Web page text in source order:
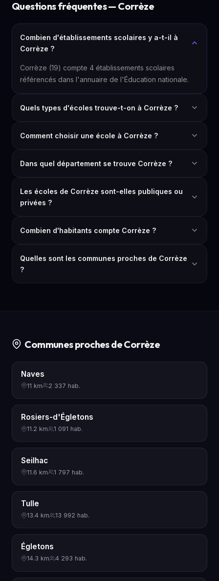
Questions fréquentes — Corrèze
Combien d'établissements scolaires y a-t-il à
Corrèze ?
Corrèze (19) compte 4 établissements scolaires
référencés dans l'annuaire de l'Éducation nationale.
Quels types d'écoles trouve-t-on à Corrèze ?
Comment choisir une école à Corrèze ?
Dans quel département se trouve Corrèze ?
Les écoles de Corrèze sont-elles publiques ou
privées ?
Combien d'habitants compte Corrèze ?
Quelles sont les communes proches de Corrèze
?
Communes proches de Corrèze
Naves
11 km 2 337 hab.
Rosiers-d'Égletons
11.2 km 1 091 hab.
Seilhac
11.6 km 1 797 hab.
Tulle
13.4 km 13 992 hab.
Égletons
14.3 km 4 293 hab.